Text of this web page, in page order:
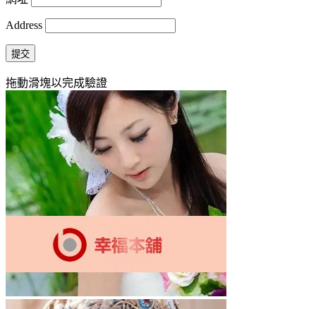
Address
提交
拖動滑塊以完成驗證